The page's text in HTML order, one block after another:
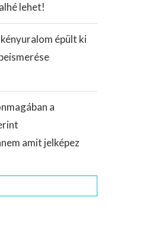
lehet!
épült ki
a
amit jelképez